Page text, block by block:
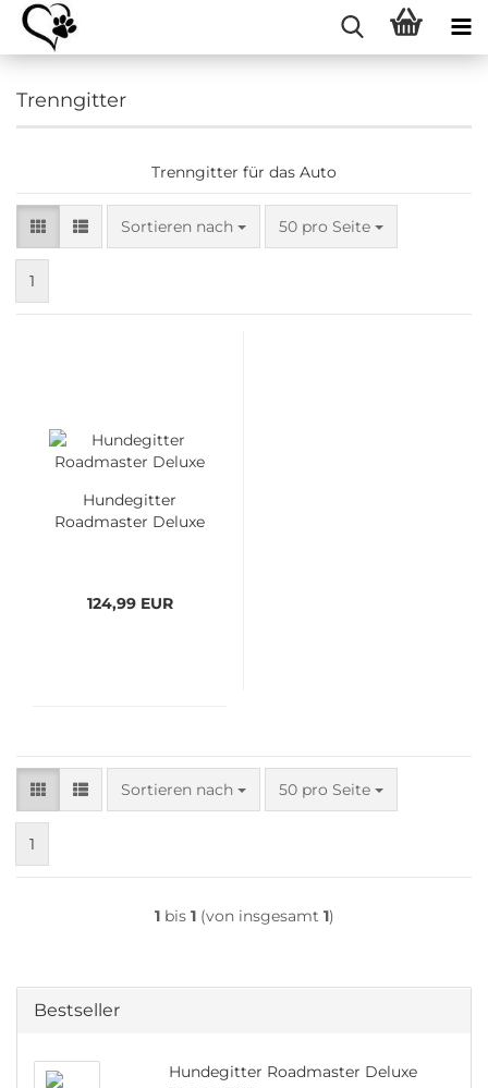
Trenngitter
Trenngitter für das Auto
Sortieren nach
Sortieren nach 50 pro Seite
pro Seite
1
Hundegitter
Roadmaster Deluxe
124,99 EUR
Sortieren nach
Sortieren nach 50 pro Seite
pro Seite
1
1bis 1(von insgesamt 1)
Bestseller
Hundegitter Roadmaster Deluxe